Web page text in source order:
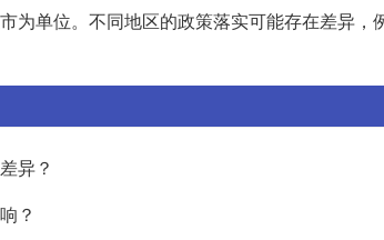
为单位。不同地区的政策落实可能存在差异
异？
？